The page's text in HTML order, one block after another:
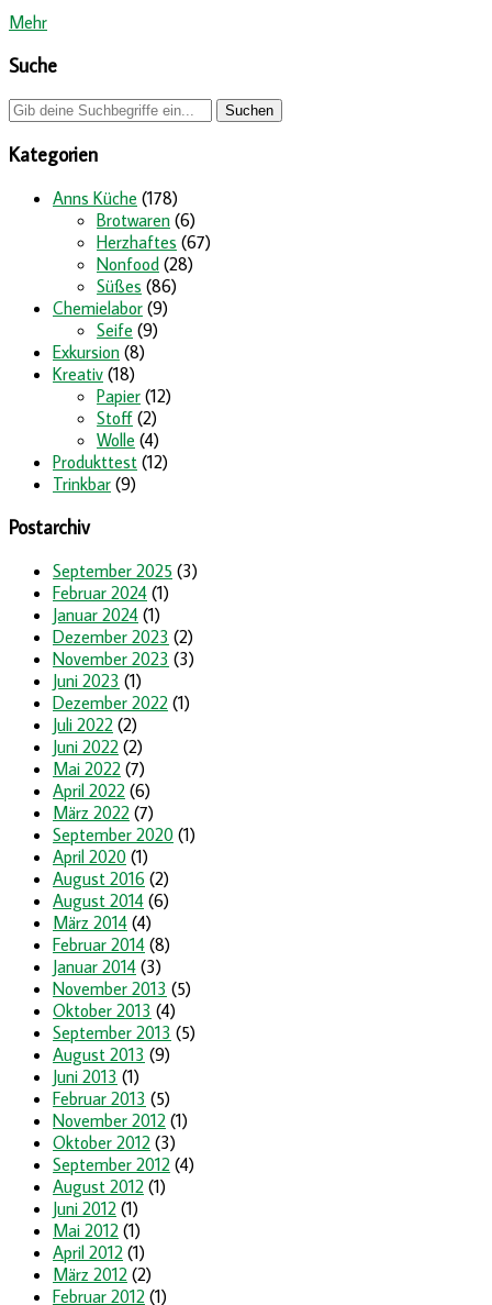
Mehr
Suche
Kategorien
Anns Küche (178)
Brotwaren (6)
Herzhaftes (67)
Nonfood (28)
Süßes (86)
Chemielabor (9)
Seife (9)
Exkursion (8)
Kreativ (18)
Papier (12)
Stoff (2)
Wolle (4)
Produkttest (12)
Trinkbar (9)
Postarchiv
September 2025 (3)
Februar 2024 (1)
Januar 2024 (1)
Dezember 2023 (2)
November 2023 (3)
Juni 2023 (1)
Dezember 2022 (1)
Juli 2022 (2)
Juni 2022 (2)
Mai 2022 (7)
April 2022 (6)
März 2022 (7)
September 2020 (1)
April 2020 (1)
August 2016 (2)
August 2014 (6)
März 2014 (4)
Februar 2014 (8)
Januar 2014 (3)
November 2013 (5)
Oktober 2013 (4)
September 2013 (5)
August 2013 (9)
Juni 2013 (1)
Februar 2013 (5)
November 2012 (1)
Oktober 2012 (3)
September 2012 (4)
August 2012 (1)
Juni 2012 (1)
Mai 2012 (1)
April 2012 (1)
März 2012 (2)
Februar 2012 (1)